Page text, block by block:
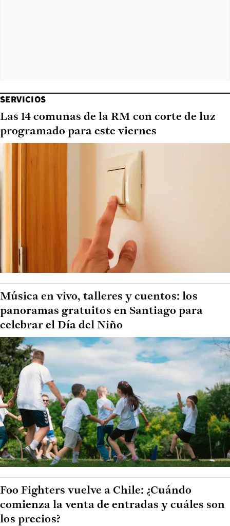
SERVICIOS
Las 14 comunas de la RM con corte de luz
programado para este viernes
Música en vivo, talleres y cuentos: los
panoramas gratuitos en Santiago para
celebrar el Día del Niño
Foo Fighters vuelve a Chile: ¿Cuándo
comienza la venta de entradas y cuáles son
los precios?